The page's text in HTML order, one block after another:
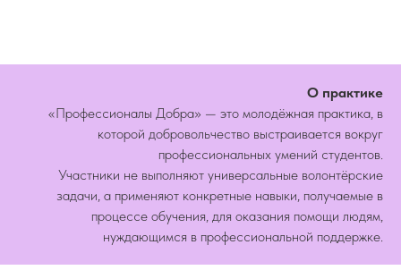
О практике
«Профессионалы Добра» — это молодёжная практика, в
которой добровольчество выстраивается вокруг
профессиональных умений студентов.
Участники не выполняют универсальные волонтёрские
задачи, а применяют конкретные навыки, получаемые в
процессе обучения, для оказания помощи людям,
нуждающимся в профессиональной поддержке.